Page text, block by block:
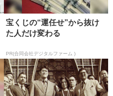
宝くじの“運任せ”から抜け
た人だけ変わる
PR(合同会社デジタルファーム )